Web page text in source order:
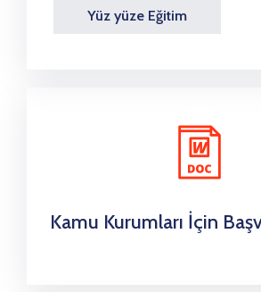
Yüz yüze Eğitim
Kamu Kurumları İçin